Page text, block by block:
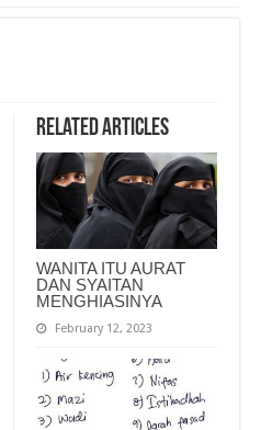
Related Articles
WANITA ITU AURAT
DAN SYAITAN
MENGHIASINYA
February 12, 2023